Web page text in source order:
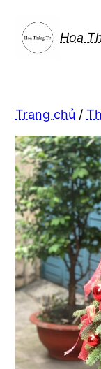
phần
Hoa
Trang chủ /